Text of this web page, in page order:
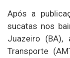
Após a
sucatas nos
Juazeiro (BA),
Transporte